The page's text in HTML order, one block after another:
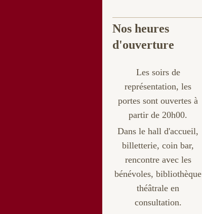
Nos heures
d'ouverture
Les soirs de
représentation, les
portes sont ouvertes à
partir de 20h00.
Dans le hall d'accueil,
billetterie, coin bar,
rencontre avec les
bénévoles, bibliothèque
théâtrale en
consultation.